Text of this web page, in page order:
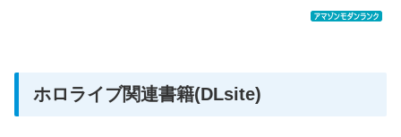
ホロライブ関連書籍(DLsite)